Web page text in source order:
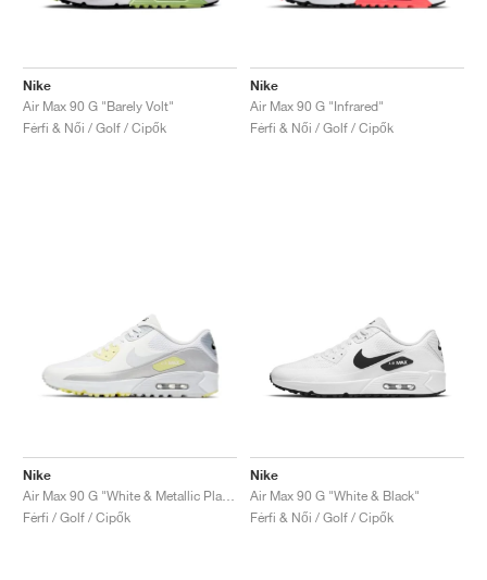
Nike
Air Max 90 G "Barely Volt"
Férfi & Női / Golf / Cipők
Nike
Air Max 90 G "Infrared"
Férfi & Női / Golf / Cipők
Nike
Férfi / Golf / Cipők
Nike
Air Max 90 G "White & Black"
Férfi & Női / Golf / Cipők